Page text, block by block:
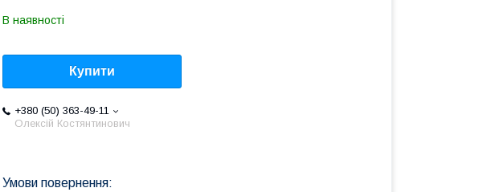
В наявності
Купити
+380 (50) 363-49-11
Олексій Костянтинович